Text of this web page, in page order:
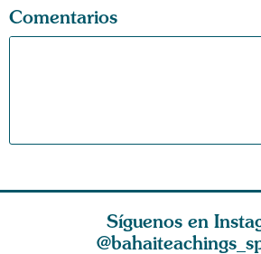
Comentarios
Síguenos en